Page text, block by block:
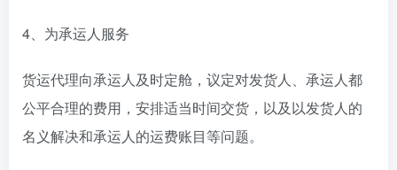
4、为承运人服务
货运代理向承运人及时定舱，议定对发货人、承运人都
公平合理的费用，安排适当时间交货，以及以发货人的
名义解决和承运人的运费账目等问题。